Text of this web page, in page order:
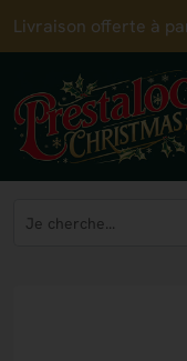
Livraison offerte à